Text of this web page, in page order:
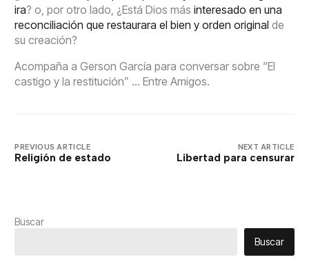
ira? o, por otro lado, ¿Está Dios másinteresado en una
reconciliación que restaurara el bien y orden original de
su creación?
Acompaña a Gerson García para conversar sobre “El
castigo y la restitución” … Entre Amigos.
PREVIOUS ARTICLE
Religión de estado
NEXT ARTICLE
Libertad para censurar
Buscar
Buscar